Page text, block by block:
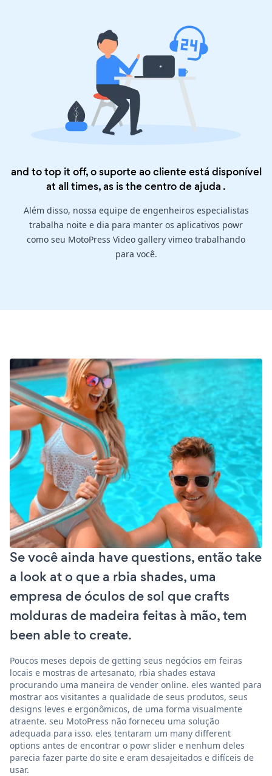
and to top it off, o suporte ao cliente está disponível
at all times, as is thecentro de ajuda .
Além disso, nossa equipe de engenheiros especialistas
trabalha noite e dia para manter os aplicativos powr
como seu MotoPress Video gallery vimeo trabalhando
para você.
Se você ainda have questions, então take
a look at o que a rbia shades, uma
empresa de óculos de sol que crafts
molduras de madeira feitas à mão, tem
been able to create.
Poucos meses depois de getting seus negócios em feiras
locais e mostras de artesanato, rbia shades estava
procurando uma maneira de vender online. eles wanted para
mostrar aos visitantes a qualidade de seus produtos, seus
designs leves e ergonômicos, de uma forma visualmente
atraente. seu MotoPress não forneceu uma solução
adequada para isso. eles tentaram um many different
options antes de encontrar o powr slider e nenhum deles
parecia fazer parte do site e eram desajeitados e difíceis de
usar.